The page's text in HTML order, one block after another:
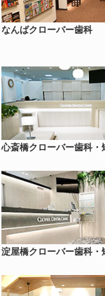
なんばクローバー歯科
心斎橋クローバー歯科・
淀屋橋クローバー歯科・